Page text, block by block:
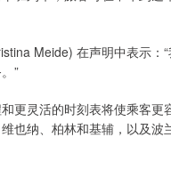
Meide) 在声明中表示：
”
灵活的时刻表将使乘客更
也纳、柏林和基辅，以及波